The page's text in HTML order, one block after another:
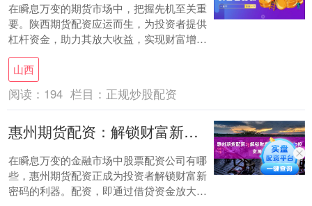
在瞬息万变的期货市场中，把握先机至关重
要。陕西期货配资应运而生，为投资者提供
杠杆资金，助力其放大收益，实现财富增
值。 **杠杆放大收益** 期货配资提供高达
10....
山西
阅读： 194 栏目： 正规炒股配资
惠州期货配资：解锁财富新密码，助力投资腾飞
在瞬息万变的金融市场中股票配资公司有哪
些，惠州期货配资正成为投资者解锁财富新
密码的利器。配资，即通过借贷资金放大投